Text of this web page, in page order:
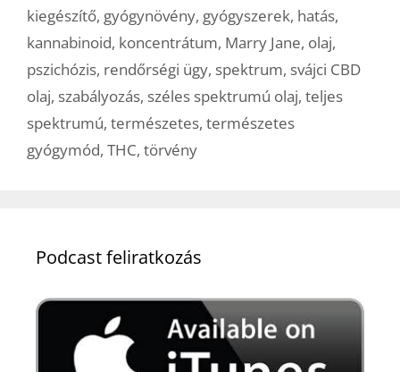
kiegészítő, gyógynövény, gyógyszerek, hatás,
kannabinoid, koncentrátum, Marry Jane, olaj,
pszichózis, rendőrségi ügy, spektrum, svájci CBD
olaj, szabályozás, széles spektrumú olaj, teljes
spektrumú, természetes, természetes
gyógymód, THC, törvény
Podcast feliratkozás